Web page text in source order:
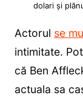
dolari și
Actorul se
intimitate.
că Ben
actuala sa